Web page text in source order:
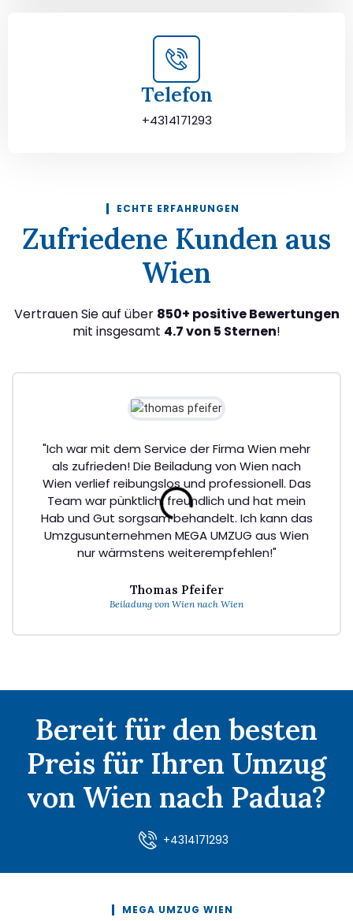
Telefon
+4314171293
ECHTE ERFAHRUNGEN
Zufriedene Kunden aus
Wien
Vertrauen Sie auf über 850+ positive Bewertungen
mit insgesamt 4.7 von 5 Sternen!
"Ich war mit dem Service der Firma Wien mehr
als zufrieden! Die Beiladung von Wien nach
Wien verlief reibungslos und professionell. Das
Team war pünktlich, freundlich und hat mein
Hab und Gut sorgsam behandelt. Ich kann das
Umzgusunternehmen MEGA UMZUG aus Wien
nur wärmstens weiterempfehlen!"
Thomas Pfeifer
Beiladung von Wien nach Wien
Bereit für den besten
Preis für Ihren Umzug
von Wien nach Padua?
+4314171293
MEGA UMZUG WIEN